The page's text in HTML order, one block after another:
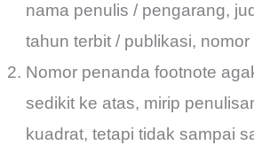
nama penulis / pengarang,
tahun terbit / publikasi,
Nomor penanda footnote
sedikit ke atas, mirip
kuadrat, tetapi tidak sampai